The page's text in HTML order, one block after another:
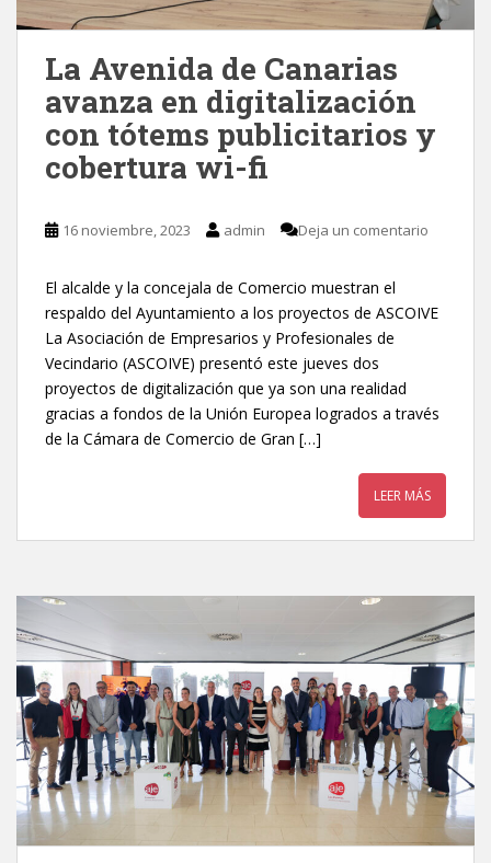
La Avenida de Canarias
avanza en digitalización
con tótems publicitarios y
cobertura wi-fi
16 noviembre, 2023 admin Deja un comentario
El alcalde y la concejala de Comercio muestran el
respaldo del Ayuntamiento a los proyectos de ASCOIVE
La Asociación de Empresarios y Profesionales de
Vecindario (ASCOIVE) presentó este jueves dos
proyectos de digitalización que ya son una realidad
gracias a fondos de la Unión Europea logrados a través
de la Cámara de Comercio de Gran […]
LEER MÁS